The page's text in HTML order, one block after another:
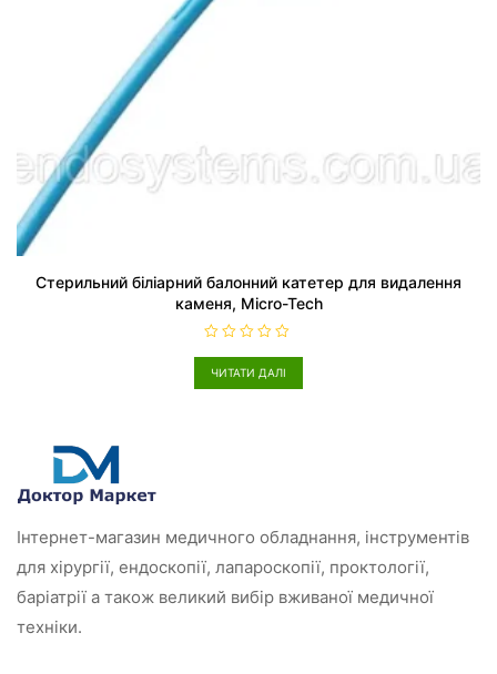
Стерильний біліарний балонний катетер для видалення
каменя, Micro-Tech
н
ЧИТАТИ ДАЛІ
Інтернет-магазин медичного обладнання, інструментів
для хірургії, ендоскопії, лапароскопії, проктології,
баріатрії а також великий вибір вживаної медичної
техніки.